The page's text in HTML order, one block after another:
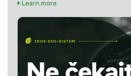
Learn more